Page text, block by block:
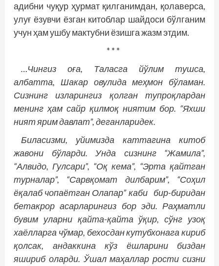
адибни чуқур ҳурмат қилганимдан, қолаверса,
улуғ ёзувчи ёзган китоблар шайдоси бўлганим
учун ҳам ушбу мактубни ёзишга жазм этдим.
* * *
…Чингиз оға, Таласга йўлим тушса,
албатта, Шакар овулида меҳмон бўламан.
Сизнинг изларингиз қолган тупроқлардан
менинг ҳам сайр қилмоқ ниятим бор. “Яхши
ният ярим давлат”, деганларидек.
Биласизми, уйимизда каттагина китоб
жавони бўларди. Унда сизнинг “Жамила”,
“Алвидо, Гулсари”, “Оқ кема”, “Эрта қайтган
турналар”, “Сарвқомат дилбарим”, “Соҳил
ёқалаб чопаётган Олапар” каби бир-биридан
бетакрор асарларингиз бор эди. Раҳматли
бувим уларни қайта-қайта ўқир, сўнг узоқ
хаёлларга чўмар, бехосдан кутубхонага кириб
қолсак, андаккина кўз ёшларини биздан
яшириб оларди. Ўшал маҳаллар рости сизни